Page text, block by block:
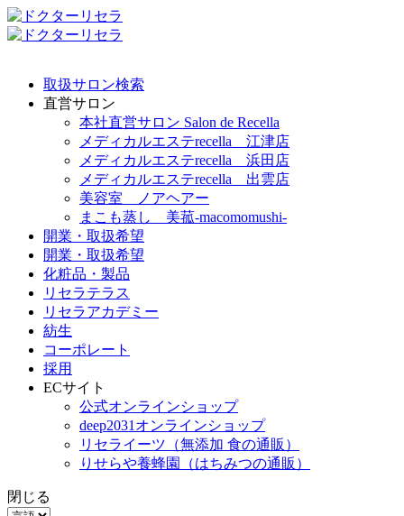
取扱サロン検索
直営サロン
本社直営サロン Salon de Recella
メディカルエステrecella 江津店
メディカルエステrecella 浜田店
メディカルエステrecella 出雲店
美容室 ノアヘアー
まこも蒸し 美菰-macomomushi-
開業・取扱希望
開業・取扱希望
化粧品・製品
リセラテラス
リセラアカデミー
紡生
コーポレート
採用
ECサイト
公式オンラインショップ
deep2031オンラインショップ
リセライーツ （無添加 食の通販）
りせらや養蜂園
（はちみつの通販）
閉じる